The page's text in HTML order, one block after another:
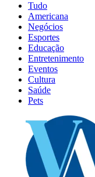
Tudo
Americana
Negócios
Esportes
Educação
Entretenimento
Eventos
Cultura
Saúde
Pets
Explore Tudo
Últimas Notícias
Previsão do Tempo
Dia a Dia & Lazer